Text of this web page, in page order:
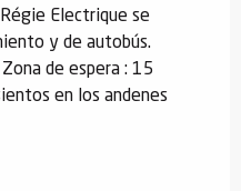
Electrique se
y de autobús.
de espera : 15
en los andenes